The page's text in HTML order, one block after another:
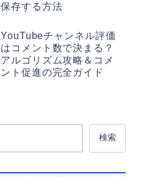
保存する方法
YouTubeチャンネル評価
はコメント数で決まる？
アルゴリズム攻略＆コメ
ント促進の完全ガイド
検索